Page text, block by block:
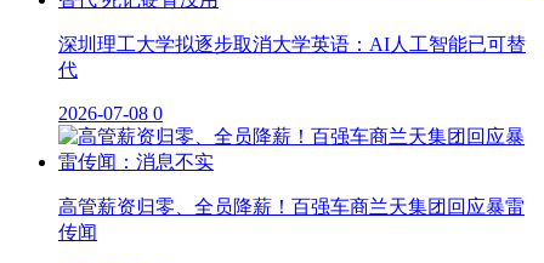
深圳理工大学拟逐步取消大学英语：AI人工智能已可替
代
2026-07-08 0
高管薪资归零、全员降薪！百强车商兰天集团回应暴雷
传闻